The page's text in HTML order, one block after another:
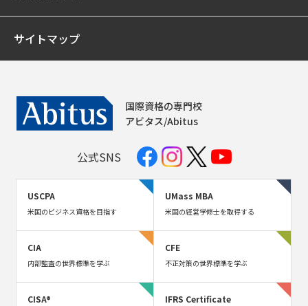
サイトマップ
国際資格の専門校
アビタス/Abitus
公式SNS
USCPA
米国のビジネス資格を目指す
UMass MBA
米国の経営学修士を取得する
CIA
内部監査の世界標準を学ぶ
CFE
不正対策の世界標準を学ぶ
CISA® IFRS Certificate